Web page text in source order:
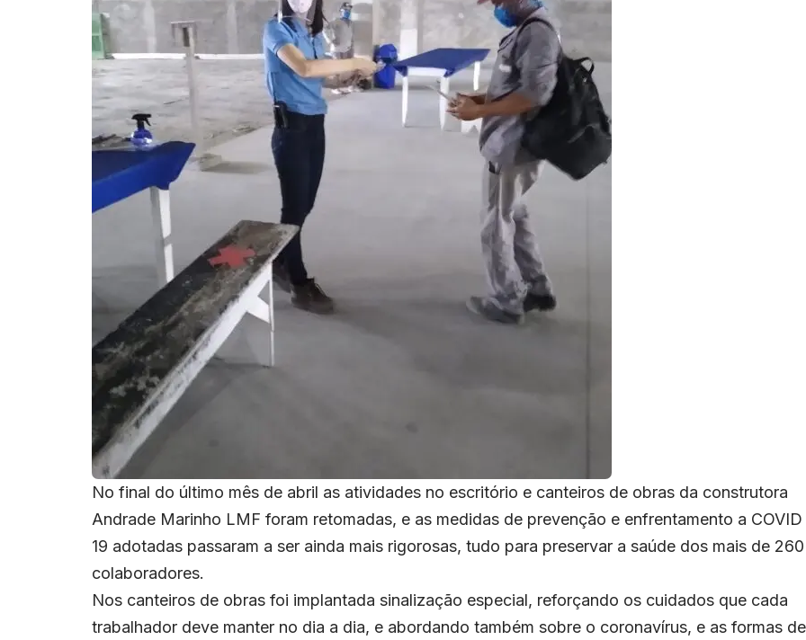
No final do último mês de abril as atividades no escritório e canteiros de obras da construtora
Andrade Marinho LMF foram retomadas, e as medidas de prevenção e enfrentamento a COVID
19 adotadas passaram a ser ainda mais rigorosas, tudo para preservar a saúde dos mais de 260
colaboradores.
Nos canteiros de obras foi implantada sinalização especial, reforçando os cuidados que cada
trabalhador deve manter no dia a dia, e abordando também sobre o coronavírus, e as formas de